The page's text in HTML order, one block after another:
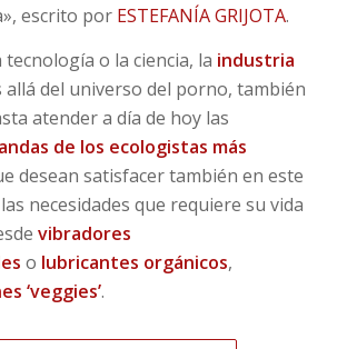
escrito por ESTEFANÍA GRIJOTA.
o la ciencia, la industria
allá del universo del porno, también
atender a día de hoy las
de los ecologistas más
desean satisfacer también en este
necesidades que requiere su vida
vibradores
o lubricantes orgánicos,
‘veggies’.